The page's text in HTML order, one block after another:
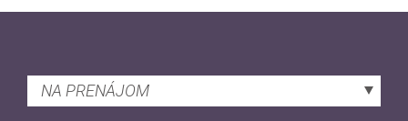
NA PRENÁJOM